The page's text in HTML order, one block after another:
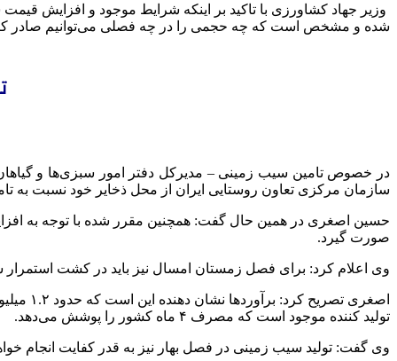
وزیر جهاد کشاورزی با تاکید بر اینکه شرایط موجود و افزایش
شده و مشخص است که چه حجمی را در چه فصلی می‌توانیم صادر
در خصوص تامین سیب زمینی – مدیرکل دفتر امور سبزی‌ها و گیاهان
سازمان مرکزی تعاون روستایی ایران از محل ذخایر خود نسبت به
حسین اصغری در همین حال گفت: همچنین مقرر شده با توجه به
صورت گیرد.
وی اعلام کرد: برای فصل زمستان امسال نیز باید در کشت استمرار سال زراعی جاری ۱۷۰ هزار تن سیب زمینی تازه از مناطق
تولید کننده موجود است که مصرف ۴ ماه کشور را پوشش می‌دهد.
وی گفت: تولید سیب زمینی در فصل بهار نیز به قدر کفایت انجام